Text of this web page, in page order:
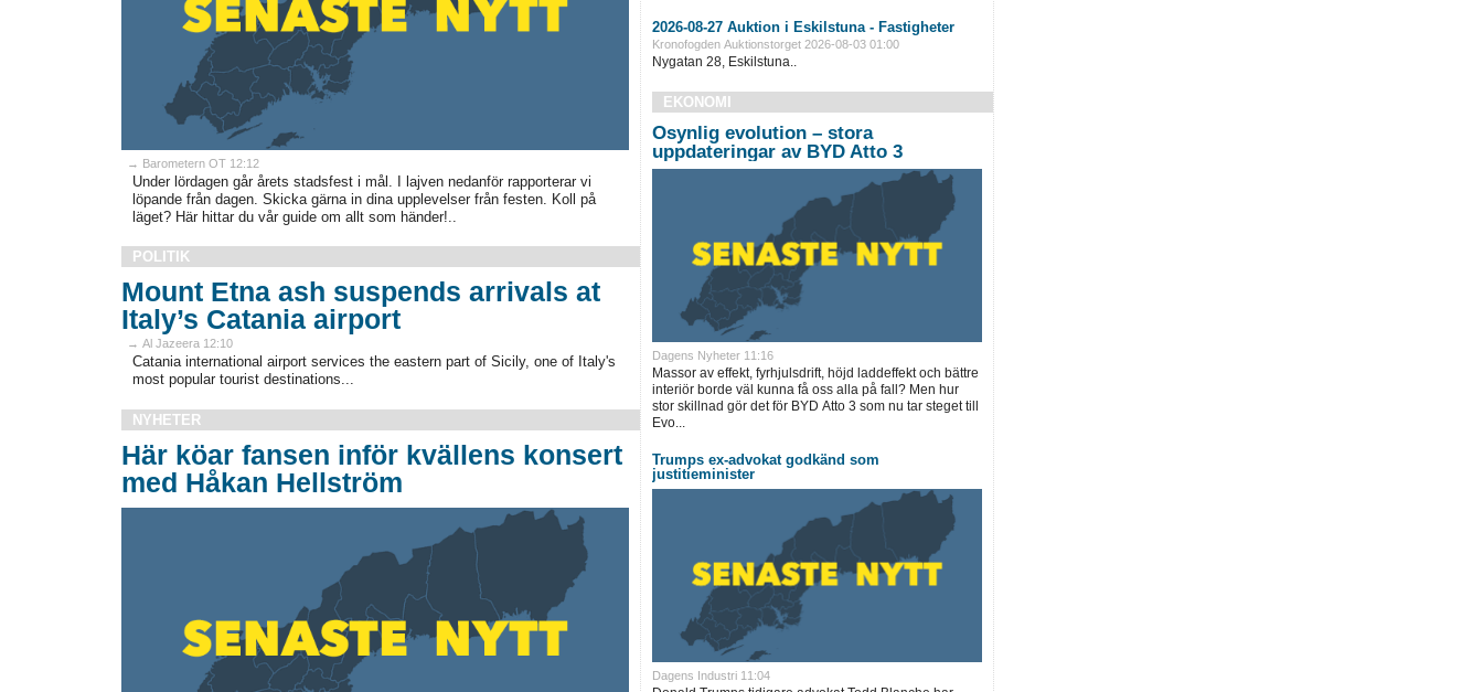
→ Barometern OT 12:12
Under lördagen går årets stadsfest i mål. I lajven nedanför rapporterar vi
löpande från dagen. Skicka gärna in dina upplevelser från festen. Koll på
läget? Här hittar du vår guide om allt som händer!..
POLITIK
Mount Etna ash suspends arrivals at
Italy’s Catania airport
→ Al Jazeera 12:10
Catania international airport services the eastern part of Sicily, one of Italy's
most popular tourist destinations...
NYHETER
Här köar fansen inför kvällens konsert
med Håkan Hellström
2026-08-27 Auktion i Eskilstuna - Fastigheter
Kronofogden Auktionstorget 2026-08-03 01:00
Nygatan 28, Eskilstuna..
EKONOMI
Osynlig evolution – stora
uppdateringar av BYD Atto 3
Dagens Nyheter 11:16
Massor av effekt, fyrhjulsdrift, höjd laddeffekt och bättre
interiör borde väl kunna få oss alla på fall? Men hur
stor skillnad gör det för BYD Atto 3 som nu tar steget till
Evo...
Trumps ex-advokat godkänd som
justitieminister
Dagens Industri 11:04